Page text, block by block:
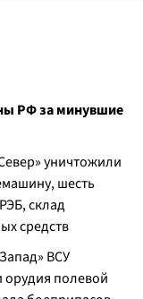
РФ за минувшие
уничтожили
шесть
склад
средств
ВСУ
орудия полевой